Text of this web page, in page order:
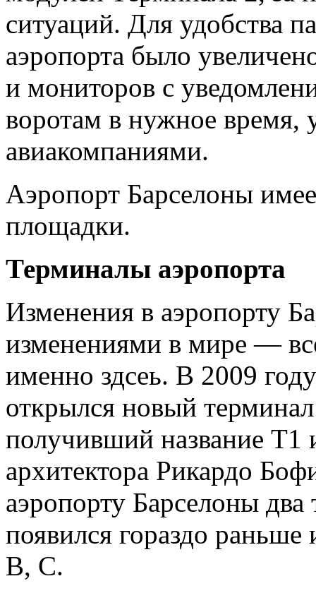
ситуаций. Для удобства
аэропорта было
и мониторов с
воротам в нужное время,
авиакомпаниями.
Аэропорт Барселоны
площадки.
Терминалы аэропорта
Изменения в аэропорту
изменениями в мире —
именно здсеь. В 2009
открылся новый
получивший название Т1
архитектора Рикардо
аэропорту Барселоны
появился гораздо раньше
В, С.